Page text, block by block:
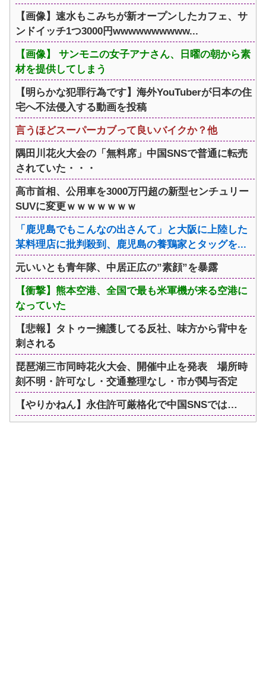
【画像】速水もこみちが新オープンしたカフェ、サ
ンドイッチ1つ3000円wwwwwwwwww...
【画像】 サンモニの女子アナさん、日曜の朝から素
材を提供してしまう
【明らかな犯罪行為です】海外YouTuberが日本の住
宅へ不法侵入する動画を投稿
言うほどスーパーカブって良いバイクか？他
隅田川花火大会の「無料席」中国SNSで普通に転売
されていた・・・
高市首相、公用車を3000万円超の新型センチュリー
SUVに変更ｗｗｗｗｗｗｗ
「鹿児島でもこんなの出さんて」と大阪に上陸した
某料理店に批判殺到、鹿児島の養鶏家とタッグを...
元いいとも青年隊、中居正広の”素顔”を暴露
【衝撃】熊本空港、全国で最も米軍機が来る空港に
なっていた
【悲報】タトゥー擁護してる反社、味方から背中を
刺される
琵琶湖三市同時花火大会、開催中止を発表 場所時
刻不明・許可なし・交通整理なし・市が関与否定
【やりかねん】永住許可厳格化で中国SNSでは…